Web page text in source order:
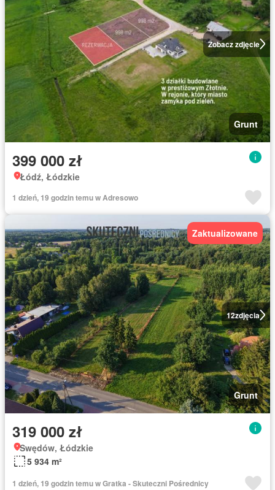
Zobacz zdjęcie
Grunt
399 000 zł
Łódź, Łódzkie
1 dzień, 19 godzin temu w Adresowo
12zdjęcia
Zaktualizowane
Grunt
319 000 zł
Swędów, Łódzkie
5 934 m²
1 dzień, 19 godzin temu w Gratka - Skuteczni Pośrednicy